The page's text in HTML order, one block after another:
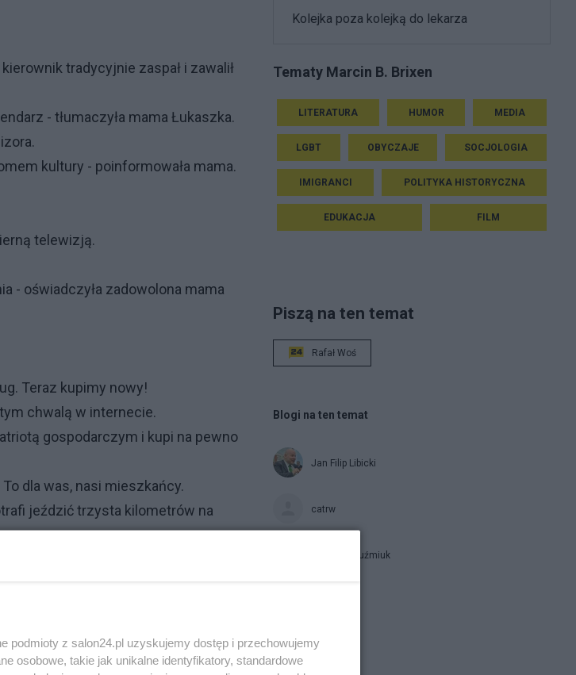
tradycyjnie zaspał i zawalił
- tłumaczyła mama Łukaszka.
kultury - poinformowała mama.
telewizją.
- oświadczyła zadowolona mama
Teraz kupimy nowy!
chwalą w internecie.
gospodarczym i kupi na pewno
dla was, nasi mieszkańcy.
jeździć trzysta kilometrów na
- Po co nam taki szybki?
Kolejka poza kolejką do lekarza
Tematy Marcin B. Brixen
LITERATURA HUMOR MEDIA
LGBT OBYCZAJE SOCJOLOGIA
IMIGRANCI POLITYKA HISTORYCZNA
EDUKACJA FILM
Piszą na ten temat
Rafał Woś
Blogi na ten temat
Jan Filip Libicki
catrw
Zbigniew Kuźmiuk
podmioty z salon24.pl uzyskujemy dostęp i przechowujemy
osobowe, takie jak unikalne identyfikatory, standardowe